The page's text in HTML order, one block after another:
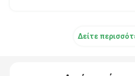
Έξυπνη ηλεκτρική
Δείτε